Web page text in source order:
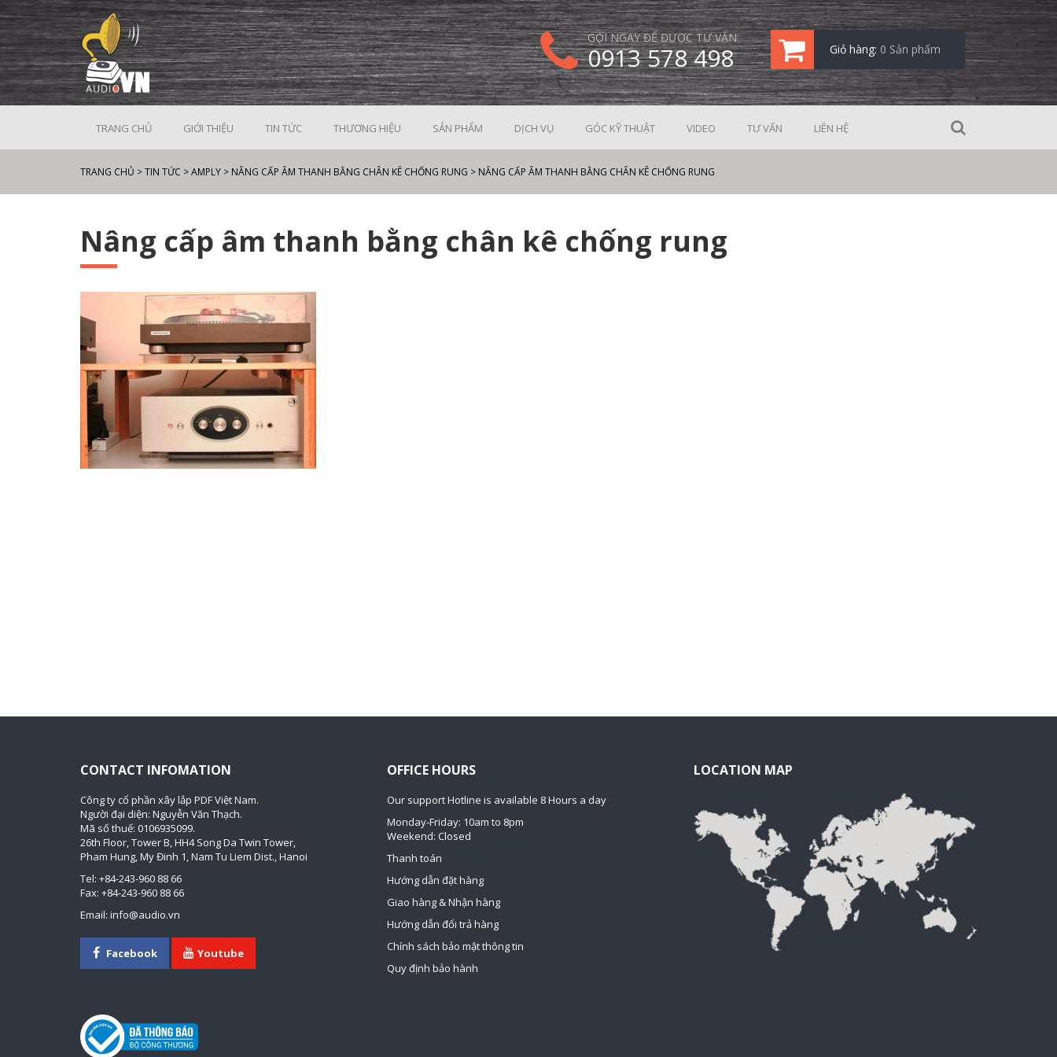
GỌI NGAY ĐỂ ĐƯỢC TƯ VẤN
0913 578 498 Giỏ hàng: 0 Sản phẩm
TRANG CHỦ GIỚI THIỆU TIN TỨC THƯƠNG HIỆU SẢN PHẨM DỊCH VỤ GÓC KỸ THUẬT VIDEO TƯ VẤN LIÊN HỆ
TRANG CHỦ >TIN TỨC >AMPLY > NÂNG CẤP ÂM THANH BẰNG CHÂN KÊ CHỐNG RUNG > NÂNG CẤP ÂM THANH BẰNG CHÂN KÊ CHỐNG RUNG
Nâng cấp âm thanh bằng chân kê chống rung
CONTACT INFOMATION
Công ty cổ phần xây lắp PDF Việt Nam.
Người đại diện: Nguyễn Văn Thạch.
Mã số thuế: 0106935099.
26th Floor, Tower B, HH4 Song Da Twin Tower,
Pham Hung, My Đinh 1, Nam Tu Liem Dist., Hanoi
Tel: +84-243-960 88 66
Fax: +84-243-960 88 66
Email: info@audio.vn
Facebook Youtube
OFFICE HOURS
Our support Hotline is available 8 Hours a day
Monday-Friday: 10am to 8pm
Weekend: Closed
Thanh toán
Hướng dẫn đặt hàng
Giao hàng & Nhận hàng
Hướng dẫn đổi trả hàng
Chính sách bảo mật thông tin
Quy định bảo hành
LOCATION MAP